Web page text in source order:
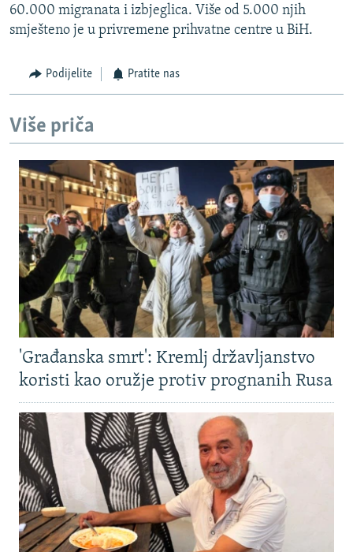
60.000 migranata i izbjeglica. Više od 5.000 njih
smješteno je u privremene prihvatne centre u BiH.
Podijelite Pratite nas
Više priča
'Građanska smrt': Kremlj državljanstvo
koristi kao oružje protiv prognanih Rusa